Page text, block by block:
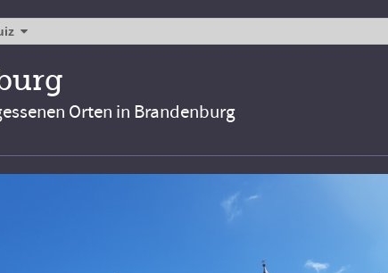
Orten in Brandenburg